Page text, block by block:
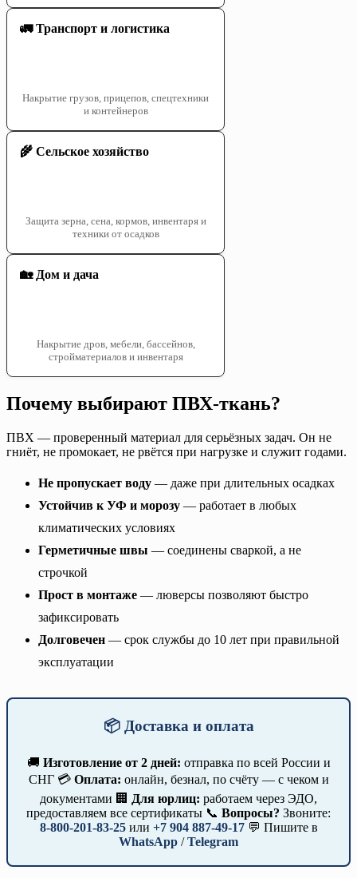
🚛 Транспорт и логистика
Накрытие грузов, прицепов, спецтехники
и контейнеров
🌾 Сельское хозяйство
Защита зерна, сена, кормов, инвентаря и
техники от осадков
🏡 Дом и дача
Накрытие дров, мебели, бассейнов,
стройматериалов и инвентаря
Почему выбирают ПВХ-ткань?
ПВХ — проверенный материал для серьёзных задач. Он не
гниёт, не промокает, не рвётся при нагрузке и служит годами.
Не пропускает воду — даже при длительных осадках
Устойчив к УФ и морозу — работает в любых
климатических условиях
Герметичные швы — соединены сваркой, а не
строчкой
Прост в монтаже — люверсы позволяют быстро
зафиксировать
Долговечен — срок службы до 10 лет при правильной
эксплуатации
📦 Доставка и оплата
🚚 Изготовление от 2 дней: отправка по всей России и
СНГ 💳 Оплата: онлайн, безнал, по счёту — с чеком и
документами 🏢 Для юрлиц: работаем через ЭДО,
предоставляем все сертификаты 📞 Вопросы? Звоните:
8-800-201-83-25или +7 904 887-49-17💬 Пишите в
WhatsApp /Telegram